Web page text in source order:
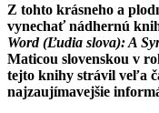
Z tohto krásneho a
vynechať nádhernú
Word (Ľudia slova): A
Maticou slovenskou v
tejto knihy strávil veľa
najzaujímavejšie